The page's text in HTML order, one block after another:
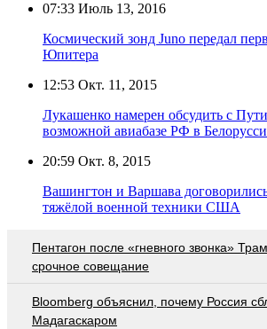
07:33 Июль 13, 2016
Космический зонд Juno передал
Юпитера
12:53 Окт. 11, 2015
Лукашенко намерен обсудить с
возможной авиабазе РФ в
20:59 Окт. 8, 2015
Вашингтон и Варшава
тяжёлой военной техники США
Пентагон после «гневного звонка»
срочное совещание
Bloomberg объяснил, почему Россия
Мадагаскаром